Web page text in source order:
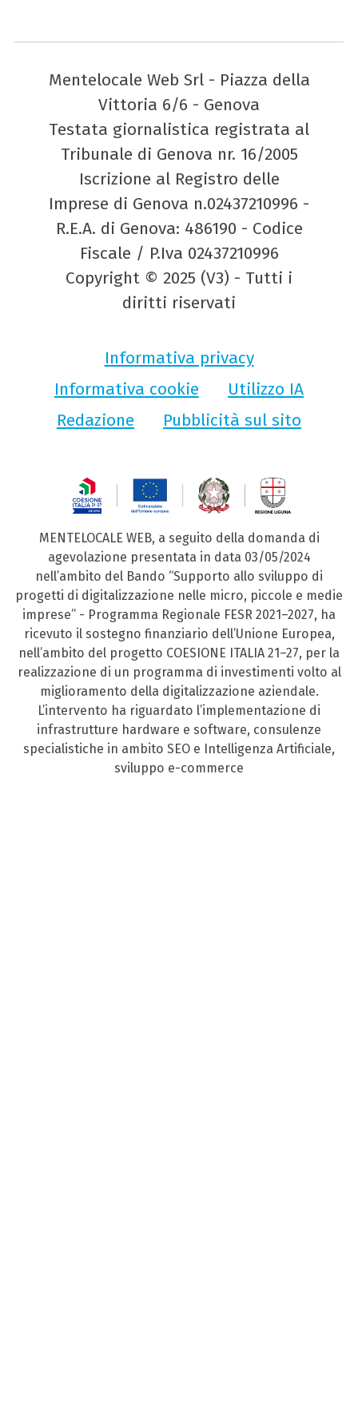
Mentelocale Web Srl - Piazza della
Vittoria 6/6 - Genova
Testata giornalistica registrata al
Tribunale di Genova nr. 16/2005
Iscrizione al Registro delle
Imprese di Genova n.02437210996 -
R.E.A. di Genova: 486190 - Codice
Fiscale / P.Iva 02437210996
Copyright © 2025 (V3) - Tutti i
diritti riservati
Informativa privacy
Informativa cookie
Utilizzo IA
Redazione
Pubblicità sul sito
MENTELOCALE WEB, a seguito della domanda di
agevolazione presentata in data 03/05/2024
nell’ambito del Bando “Supporto allo sviluppo di
progetti di digitalizzazione nelle micro, piccole e medie
imprese” - Programma Regionale FESR 2021–2027, ha
ricevuto il sostegno finanziario dell’Unione Europea,
nell’ambito del progetto COESIONE ITALIA 21–27, per la
realizzazione di un programma di investimenti volto al
miglioramento della digitalizzazione aziendale.
L’intervento ha riguardato l’implementazione di
infrastrutture hardware e software, consulenze
specialistiche in ambito SEO e Intelligenza Artificiale,
sviluppo e-commerce